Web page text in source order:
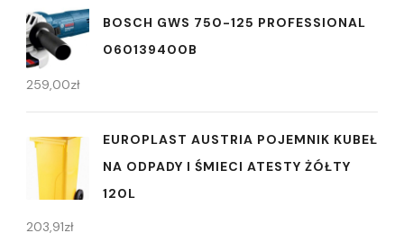
BOSCH GWS 750-125 PROFESSIONAL
060139400B
259,00zł
EUROPLAST AUSTRIA POJEMNIK KUBEŁ
NA ODPADY I ŚMIECI ATESTY ŻÓŁTY
120L
203,91zł